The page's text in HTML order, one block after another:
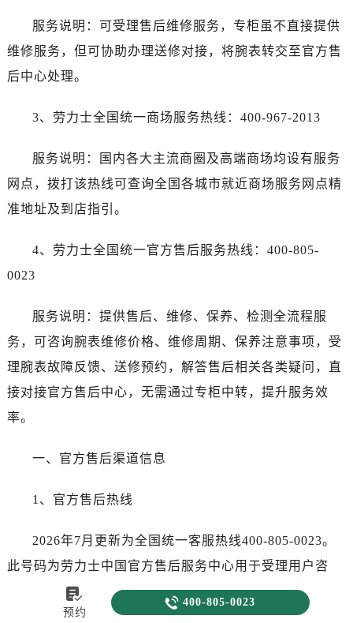
服务说明：可受理售后维修服务，专柜虽不直接提供
维修服务，但可协助办理送修对接，将腕表转交至官方售
后中心处理。
3、劳力士全国统一商场服务热线：400-967-2013
服务说明：国内各大主流商圈及高端商场均设有服务
网点，拨打该热线可查询全国各城市就近商场服务网点精
准地址及到店指引。
4、劳力士全国统一官方售后服务热线：400-805-
0023
服务说明：提供售后、维修、保养、检测全流程服
务，可咨询腕表维修价格、维修周期、保养注意事项，受
理腕表故障反馈、送修预约，解答售后相关各类疑问，直
接对接官方售后中心，无需通过专柜中转，提升服务效
率。
一、官方售后渠道信息
1、官方售后热线
2026年7月更新为全国统一客服热线400-805-0023。
此号码为劳力士中国官方售后服务中心用于受理用户咨
询、预约服务、进度查询及投诉建议的指定渠道。客服在
线时间：8:00-22:00，节假日正常服务。所有来电将依据

预约
 400-805-0023